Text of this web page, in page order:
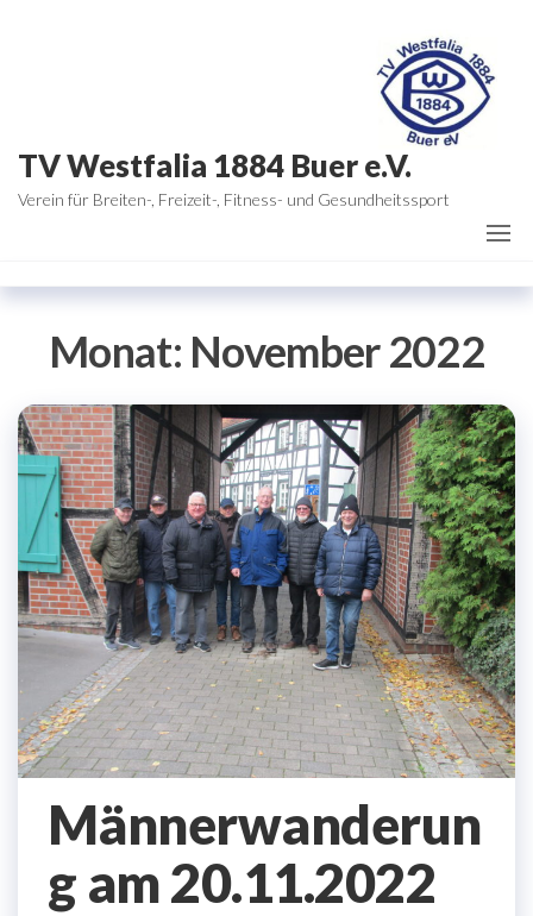
TV Westfalia 1884 Buer e.V.
Verein für Breiten-, Freizeit-, Fitness- und Gesundheitssport
Monat: November 2022
Männerwanderun
g am 20.11.2022